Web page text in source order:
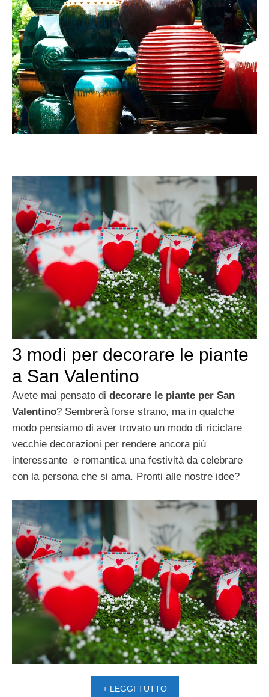
3 modi per decorare le piante
a San Valentino
Avete mai pensato di decorare le piante per San
Valentino? Sembrerà forse strano, ma in qualche
modo pensiamo di aver trovato un modo di riciclare
vecchie decorazioni per rendere ancora più
interessante e romantica una festività da celebrare
con la persona che si ama. Pronti alle nostre idee?
+ LEGGI TUTTO